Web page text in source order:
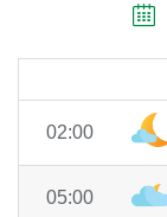
02:00
05:00